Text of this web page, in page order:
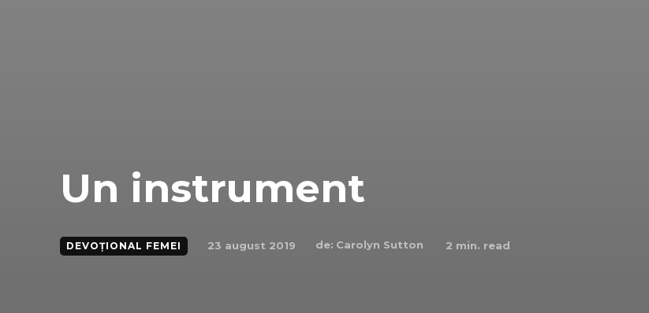
Un instrument
DEVOȚIONAL FEMEI 23 august 2019 de: Carolyn Sutton 2 min. read